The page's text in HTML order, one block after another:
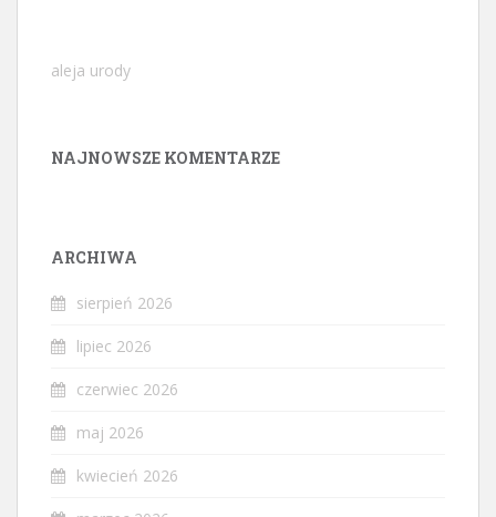
aleja urody
NAJNOWSZE KOMENTARZE
ARCHIWA
sierpień 2026
lipiec 2026
czerwiec 2026
maj 2026
kwiecień 2026